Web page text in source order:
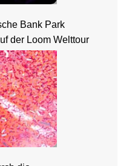
Bank Park
der Loom Welttour